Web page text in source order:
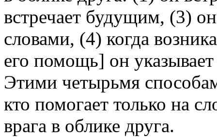
встречает будущим, (3)
словами, (4) когда
его помощь] он
Этими четырьмя
кто помогает только на
врага в облике друга.